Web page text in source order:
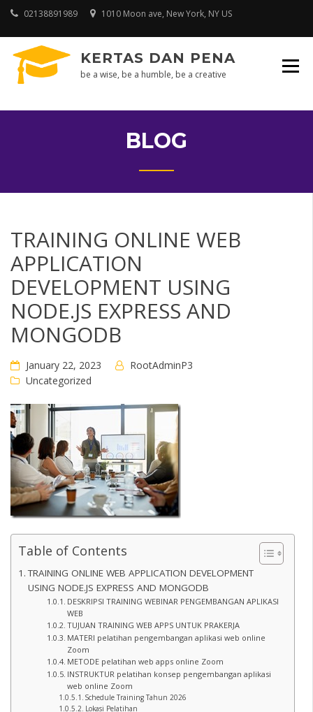
Skip
content
02138891989 1010 Moon ave, New York, NY US
KERTAS DAN PENA
be a wise, be a humble, be a creative
BLOG
TRAINING ONLINE WEB
APPLICATION
DEVELOPMENT USING
NODE.JS EXPRESS AND
MONGODB
January 22, 2023
RootAdminP3
Uncategorized
Table of Contents
TRAINING ONLINE WEB APPLICATION DEVELOPMENT
USING NODE.JS EXPRESS AND MONGODB
DESKRIPSI TRAINING WEBINAR PENGEMBANGAN APLIKASI
WEB
TUJUAN TRAINING WEB APPS UNTUK PRAKERJA
MATERI pelatihan pengembangan aplikasi web online
Zoom
METODE pelatihan web apps online Zoom
INSTRUKTUR pelatihan konsep pengembangan aplikasi
web online Zoom
Schedule Training Tahun 2026
Lokasi Pelatihan